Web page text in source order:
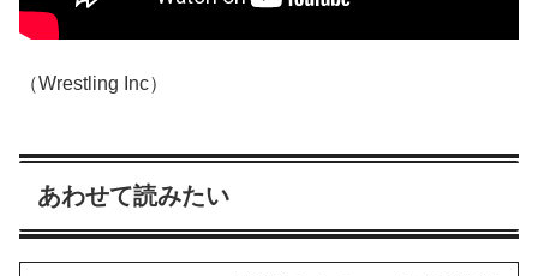
（Wrestling Inc）
あわせて読みたい